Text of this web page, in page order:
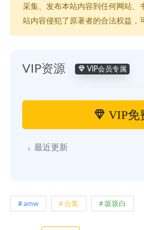
采集、发布本站内容到任何网站、
站内容侵犯了原著者的合法权益，
VIP资源 VIP会员专属
VIP免
最近更新
amw 合集 坂坂白